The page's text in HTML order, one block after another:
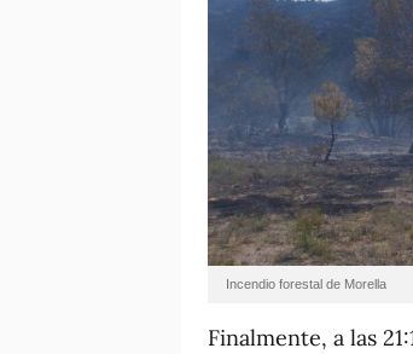
Incendio forestal de Morella
Finalmente, a las